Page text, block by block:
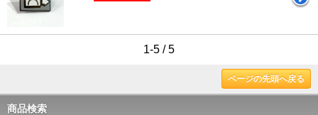
1-5 / 5
ページの先頭へ戻る
商品検索